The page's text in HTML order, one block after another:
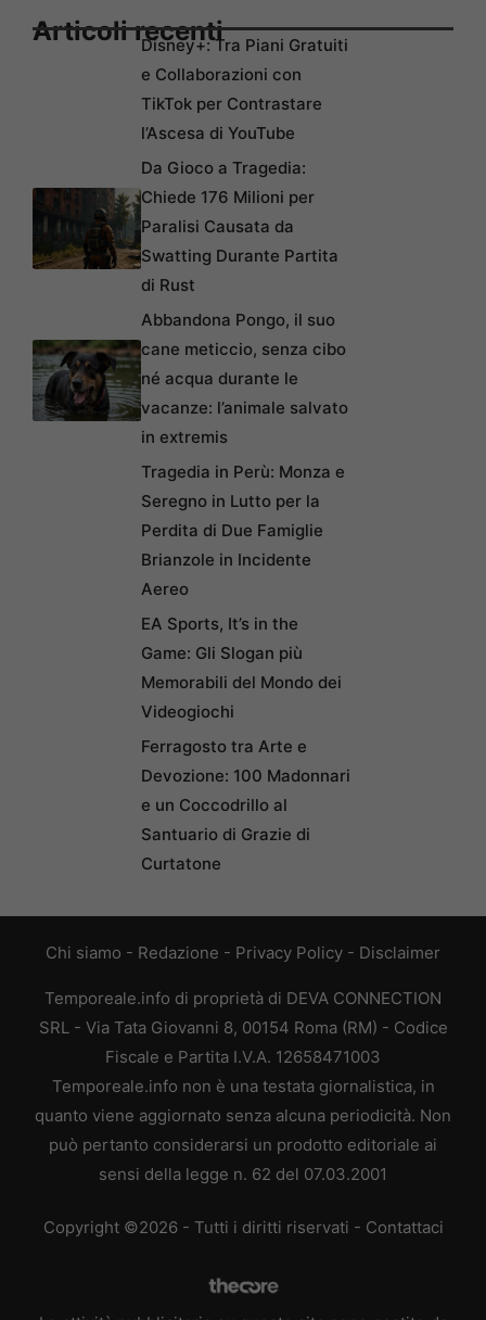
Articoli recentiDisney+: Tra Piani Gratuiti
e Collaborazioni con
TikTok per Contrastare
l’Ascesa di YouTube
Da Gioco a Tragedia:
Chiede 176 Milioni per
Paralisi Causata da
Swatting Durante Partita
di Rust
Abbandona Pongo, il suo
cane meticcio, senza cibo
né acqua durante le
vacanze: l’animale salvato
in extremis
Tragedia in Perù: Monza e
Seregno in Lutto per la
Perdita di Due Famiglie
Brianzole in Incidente
Aereo
EA Sports, It’s in the
Game: Gli Slogan più
Memorabili del Mondo dei
Videogiochi
Ferragosto tra Arte e
Devozione: 100 Madonnari
e un Coccodrillo al
Santuario di Grazie di
Curtatone
Chi siamo - Redazione - Privacy Policy - Disclaimer
Temporeale.info di proprietà di DEVA CONNECTION
SRL - Via Tata Giovanni 8, 00154 Roma (RM) - Codice
Fiscale e Partita I.V.A. 12658471003
Temporeale.info non è una testata giornalistica, in
quanto viene aggiornato senza alcuna periodicità. Non
può pertanto considerarsi un prodotto editoriale ai
sensi della legge n. 62 del 07.03.2001
Copyright ©2026 - Tutti i diritti riservati - Contattaci